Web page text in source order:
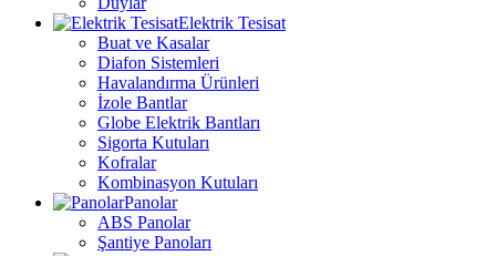
Elektrik Tesisat
Buat ve Kasalar
Diafon Sistemleri
Havalandırma Ürünleri
İzole Bantlar
Globe Elektrik Bantları
Sigorta Kutuları
Kofralar
Kombinasyon Kutuları
Panolar
ABS Panolar
Şantiye Panoları